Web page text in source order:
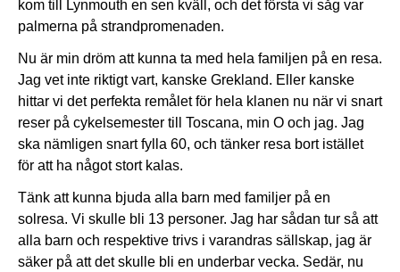
kom till Lynmouth en sen kväll, och det första vi såg var
palmerna på strandpromenaden.
Nu är min dröm att kunna ta med hela familjen på en resa.
Jag vet inte riktigt vart, kanske Grekland. Eller kanske
hittar vi det perfekta remålet för hela klanen nu när vi snart
reser på cykelsemester till Toscana, min O och jag. Jag
ska nämligen snart fylla 60, och tänker resa bort istället
för att ha något stort kalas.
Tänk att kunna bjuda alla barn med familjer på en
solresa. Vi skulle bli 13 personer. Jag har sådan tur så att
alla barn och respektive trivs i varandras sällskap, jag är
säker på att det skulle bli en underbar vecka. Sedär, nu